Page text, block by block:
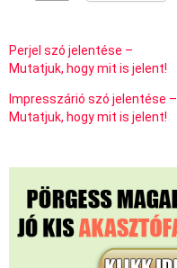
Perjel szó jelentése –
Mutatjuk, hogy mit is jelent!
Impresszárió szó jelentése –
Mutatjuk, hogy mit is jelent!